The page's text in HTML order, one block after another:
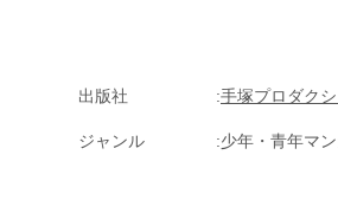
出版社 手塚プロダク
ジャンル 少年・青年マ